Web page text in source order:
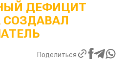
ДЕФИЦИТ
Поделиться